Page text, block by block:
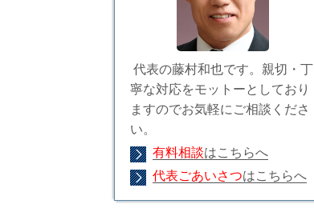
代表の藤村和也です。親切・丁
寧な対応をモットーとしており
ますのでお気軽にご相談くださ
い。
有料相談はこちらへ
代表ごあいさつはこちらへ